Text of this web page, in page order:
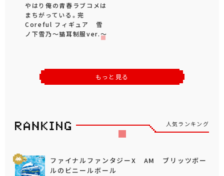
やはり俺の青春ラブコメは
まちがっている。完
Coreful フィギュア 雪
ノ下雪乃～猫耳制服ver.～
もっと見る
人気ランキング
ファイナルファンタジーX AM ブリッツボー
ルのビニールボール